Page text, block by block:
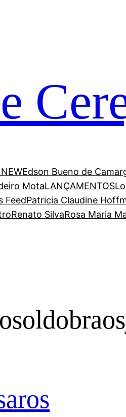
NEWEdson Bueno de
MotaLANÇAMENTOS
FeedPatricia Claudine
Renato SilvaRosa Maria